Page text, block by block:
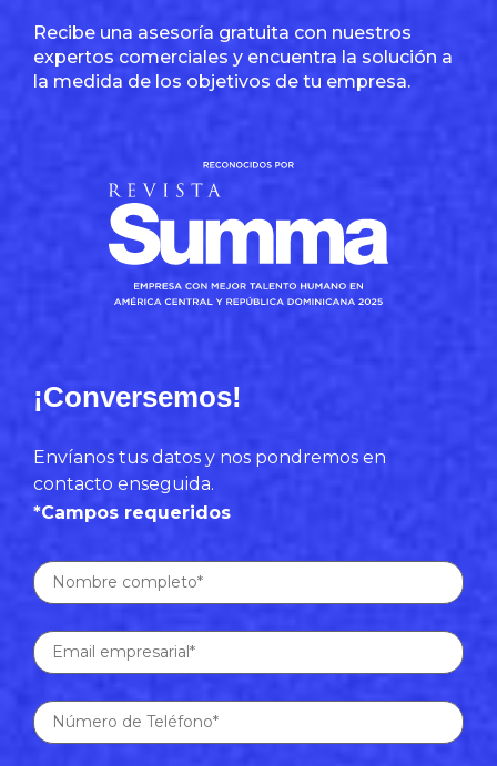
Recibe una asesoría gratuita con nuestros
expertos comerciales y encuentra la solución a
la medida de los objetivos de tu empresa.
¡Conversemos!
Envíanos tus datos y nos pondremos en
contacto enseguida.
*Campos requeridos